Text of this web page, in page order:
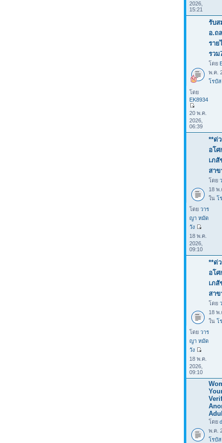
2026,
15:21
รับส
อ.ถ
ราย
รวม
โดย
พ.ค.
โรบั
โดย
EK8934
20 พ.ค.
2026,
06:39
**ด่
อโ
เภสั
สาข
โดย
18 พ
ใน โ
โดย วาร
ญา หมัด
วัง
18 พ.ค.
2026,
09:10
**ด่
อโ
เภสั
สาข
โดย
18 พ
ใน โ
โดย วาร
ญา หมัด
วัง
18 พ.ค.
2026,
09:10
โดย
พ.ค.
โรบั